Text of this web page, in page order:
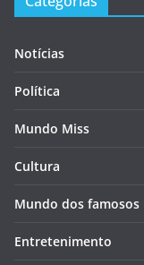
Notícias
Política
Mundo Miss
Cultura
Mundo dos famosos
Entretenimento